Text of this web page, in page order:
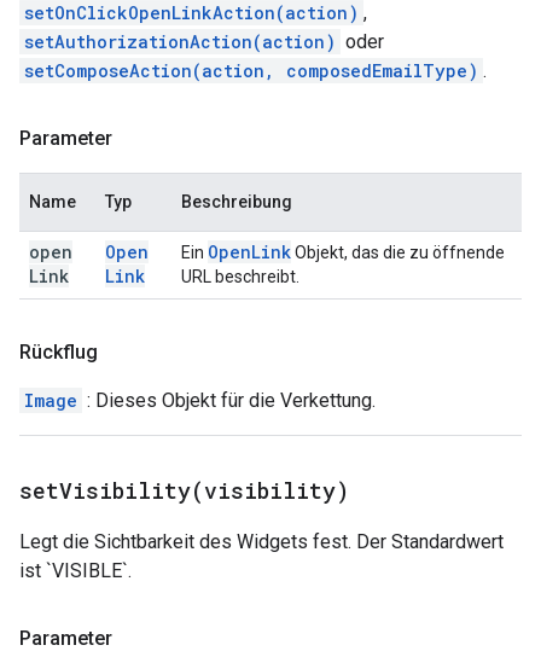
setOnClickOpenLinkAction(action) ,
setAuthorizationAction(action) oder
setComposeAction(action, composedEmailType) .
Parameter
Name Typ Beschreibung
open
Link
Open
Link
Ein OpenLinkObjekt, das die zu öffnende
URL beschreibt.
Rückflug
Image : Dieses Objekt für die Verkettung.
setVisibility(visibility)
Legt die Sichtbarkeit des Widgets fest. Der Standardwert
ist `VISIBLE`.
Parameter